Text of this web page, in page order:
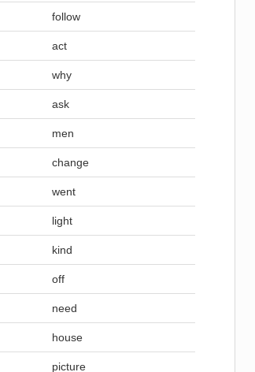
follow
act
why
ask
men
change
went
light
kind
off
need
house
picture